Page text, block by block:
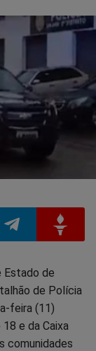
no
no
Gettr
Estado de
de Polícia
feira (11)
e da Caixa
comunidades